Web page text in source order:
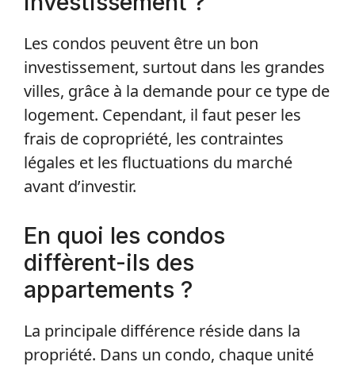
Les condos peuvent être un bon
investissement, surtout dans les grandes
villes, grâce à la demande pour ce type de
logement. Cependant, il faut peser les
frais de copropriété, les contraintes
légales et les fluctuations du marché
avant d’investir.
En quoi les condos
diffèrent-ils des
appartements ?
La principale différence réside dans la
propriété. Dans un condo, chaque unité